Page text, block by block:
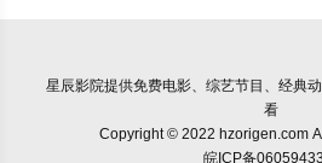
星辰影院提供免费电影、综艺节目、经典
看
Copyright © 2022 hzorigen.com
皖ICP备